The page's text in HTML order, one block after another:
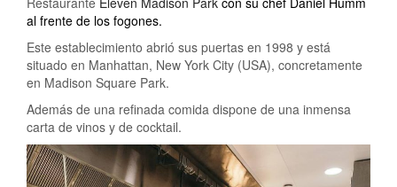
al frente de los fogones.
Este establecimiento abrió sus puertas en 1998 y está
situado en Manhattan, New York City (USA), concretamente
en Madison Square Park.
Además de una refinada comida dispone de una inmensa
carta de vinos y de cocktail.